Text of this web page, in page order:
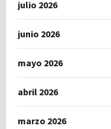
julio 2026
junio 2026
mayo 2026
abril 2026
marzo 2026